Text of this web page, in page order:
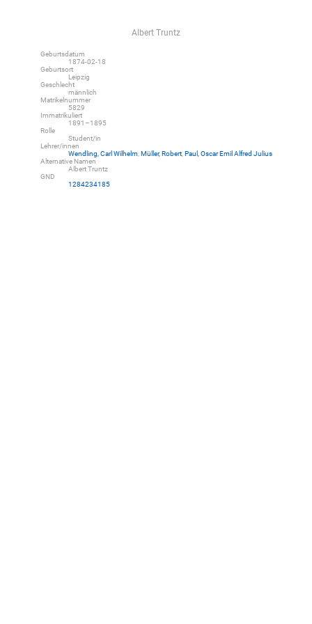
Albert Truntz
Geburtsdatum
1874-02-18
Geburtsort
Leipzig
Geschlecht
männlich
Matrikelnummer
5829
Immatrikuliert
1891–1895
Rolle
Student/in
Lehrer/innen
Wendling, Carl Wilhelm, Müller, Robert, Paul, Oscar Emil Alfred Julius
Alternative Namen
Albert Truntz
GND
1284234185